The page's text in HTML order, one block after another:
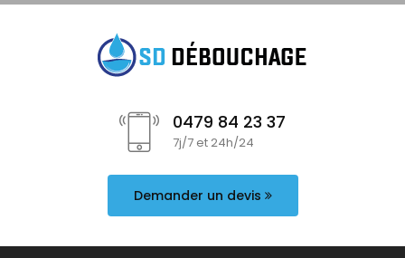
0479 84 23 37
7j/7 et 24h/24
Demander un devis